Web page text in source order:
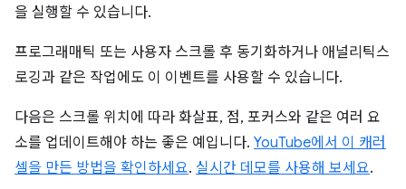
을 실행할 수 있습니다.
프로그래매틱 또는 사용자 스크롤 후 동기화하거나 애널리틱스
로깅과 같은 작업에도 이 이벤트를 사용할 수 있습니다.
다음은 스크롤 위치에 따라 화살표, 점, 포커스와 같은 여러 요
소를 업데이트해야 하는 좋은 예입니다. YouTube에서 이 캐러
셀을 만든 방법을 확인하세요. 실시간 데모를 사용해 보세요.